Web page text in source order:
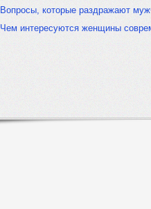
Вопросы, которые раздражают
Чем интересуются женщины